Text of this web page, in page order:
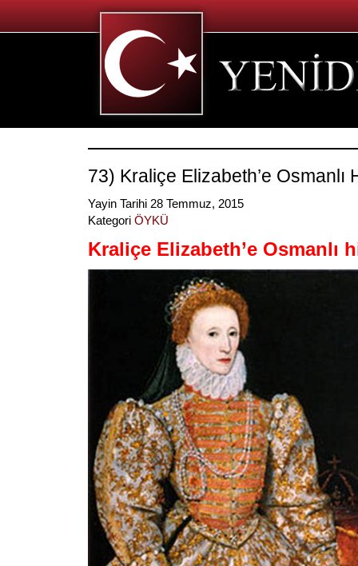
73) Kraliçe Elizabeth’e Osmanlı
Yayin Tarihi 28 Temmuz, 2015
Kategori ÖYKÜ
Kraliçe Elizabeth’e Osmanlı